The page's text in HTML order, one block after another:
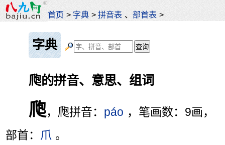
首页 > 字典 >拼音表 、部首表 >
字典
爮的拼音、意思、组词
爮，爮拼音： páo ，笔画数：9画，
部首： 爪 。